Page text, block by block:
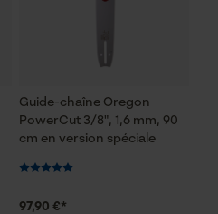
Guide-chaîne Oregon
PowerCut 3/8", 1,6 mm, 90
cm en version spéciale
97,90 €*